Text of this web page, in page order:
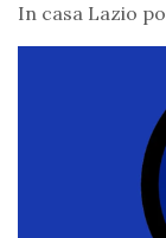
In casa Lazio